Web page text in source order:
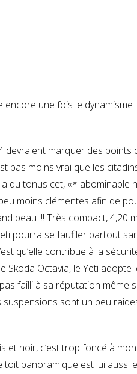
une fois le
devraient marquer des
pas moins vrai que les
du tonus cet, «* abominable
moins clémentes afin de
beau !!! Très compact, 4,20
pourra se faufiler partout
qu’elle contribue à la
Skoda Octavia, le Yeti
failli à sa réputation
sont un peu
et noir, c’est trop foncé à
toit panoramique est lui aussi